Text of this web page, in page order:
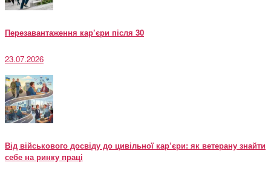
Перезавантаження кар’єри після 30
23.07.2026
Від військового досвіду до цивільної кар’єри: як ветерану знайти
себе на ринку праці